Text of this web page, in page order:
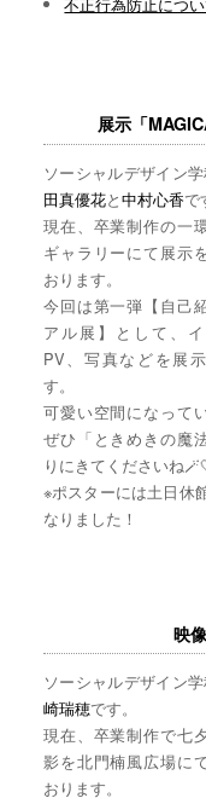
展示「
ソーシャルデザイン
田真優花と中村心香で
現在、卒業制作の一
ギャラリーにて展示
おります。
今回は第一弾【自己
アル展】として、
PV、写真などを展
す。
可愛い空間になって
ぜひ「ときめきの魔
りにきてくださいね
※ポスターには土日休
なりました！
映
ソーシャルデザイン
崎瑞穂です。
現在、卒業制作で七
影を北門楠風広場に
おります。